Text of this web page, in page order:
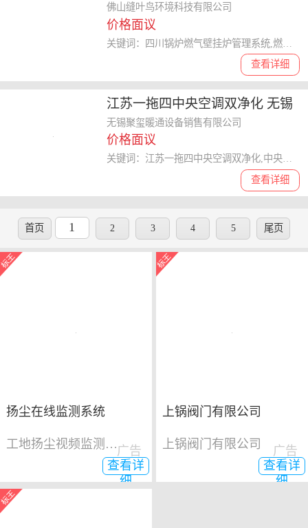
造辉煌 佛山缝叶鸟环境科技供应
佛山缝叶鸟环境科技有限公司
价格面议
查看详细
关键词：四川锅炉燃气壁挂炉管理系统,燃气壁挂炉
江苏一拖四中央空调双净化 无锡
聚玺暖通设备销售供应
无锡聚玺暖通设备销售有限公司
价格面议
查看详细
关键词：江苏一拖四中央空调双净化,中央空调
首页 1 2 3 4 5 尾页
扬尘在线监测系统
工地扬尘视频监测系统
查看详
细
广告
上锅阀门有限公司
上锅阀门有限公司
查看详
细
广告